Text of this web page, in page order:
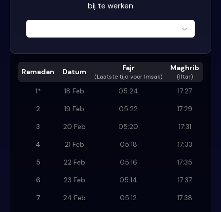
bij te werken
Ramadan Datum Fajr
(Laatste tijd voor Imsak)
Maghrib
(Iftar)
1* 18 Feb 05:24
17:27
2
19 Feb 05:22
17:29
3
20 Feb 05:20
17:31
4
21 Feb 05:18
17:33
5
22 Feb 05:16
17:35
6
23 Feb 05:14
17:37
7
24 Feb 05:12
17:38